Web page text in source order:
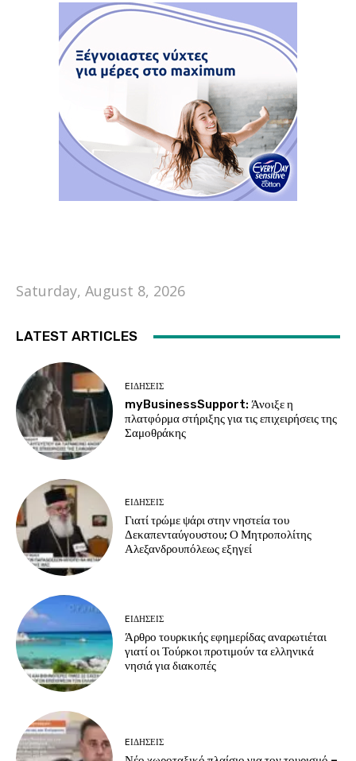
Saturday, August 8, 2026
LATEST ARTICLES
EΙΔΗΣΕΙΣ
myBusinessSupport: Άνοιξε η
πλατφόρμα στήριξης για τις επιχειρήσεις της
Σαμοθράκης
EΙΔΗΣΕΙΣ
Γιατί τρώμε ψάρι στην νηστεία του
Δεκαπενταύγουστου; Ο Μητροπολίτης
Αλεξανδρουπόλεως εξηγεί
EΙΔΗΣΕΙΣ
Άρθρο τουρκικής εφημερίδας αναρωτιέται
γιατί οι Τούρκοι προτιμούν τα ελληνικά
νησιά για διακοπές
EΙΔΗΣΕΙΣ